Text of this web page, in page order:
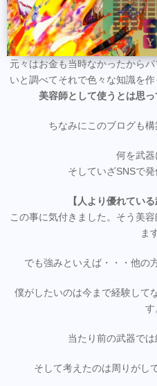
元々はお金も当時なかったから
いと調べてそれで色々な知識を
美容師として使うとは思
ちなみにこのブログも構
何を武
そしていざSNSで
【人より優れてい
この事に気付きました。そう美
ま
でも強みといえば・・・他の
僕がしたいのは今まで経験して
す
当たり前の武器では
そして考えたのは周りがし